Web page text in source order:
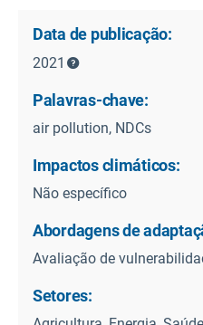
Data de publicação:
2021
Palavras-chave:
air pollution, NDCs
Impactos climáticos:
Não específico
Abordagens de
Avaliação de
Setores: